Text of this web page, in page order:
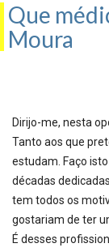
Que
Moura
Dirijo-me, nesta
Tanto aos que
estudam. Faço
décadas
tem todos os
gostariam de ter
É desses